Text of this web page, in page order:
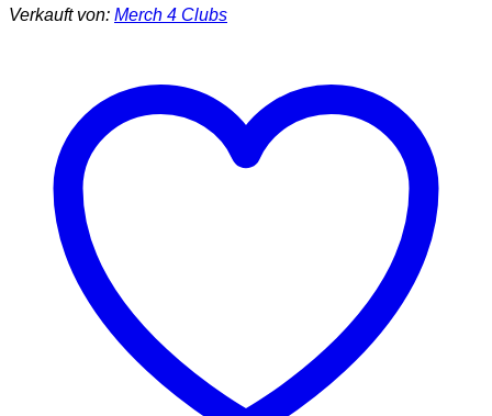
Verkauft von: Merch 4 Clubs